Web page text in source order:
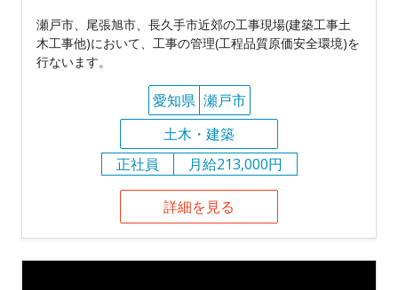
瀬戸市、尾張旭市、長久手市近郊の工事現場(建築工事土
木工事他)において、工事の管理(工程品質原価安全環境)を
行ないます。
愛知県 瀬戸市
土木・建築
正社員
月給213,000円
詳細を見る